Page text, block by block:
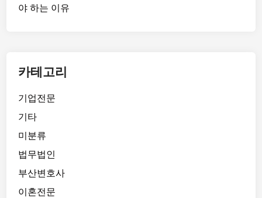
야 하는 이유
카테고리
기업전문
기타
미분류
법무법인
부산변호사
이혼전문